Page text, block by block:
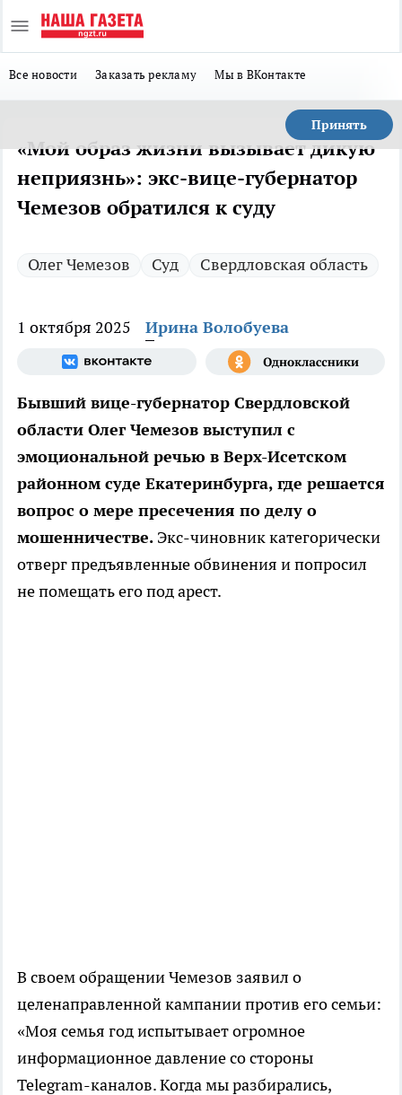
Все новости Заказать рекламу Мы в ВКонтакте
Принять
«Мой образ жизни вызывает дикую
неприязнь»: экс-вице-губернатор
Чемезов обратился к суду
Олег Чемезов Суд Свердловская область
1 октября 2025 Ирина Волобуева
Бывший вице-губернатор Свердловской
области Олег Чемезов выступил с
эмоциональной речью в Верх-Исетском
районном суде Екатеринбурга, где решается
вопрос о мере пресечения по делу о
мошенничестве. Экс-чиновник категорически
отверг предъявленные обвинения и попросил
не помещать его под арест.
В своем обращении Чемезов заявил о
целенаправленной кампании против его семьи:
«Моя семья год испытывает огромное
информационное давление со стороны
Telegram-каналов. Когда мы разбирались,